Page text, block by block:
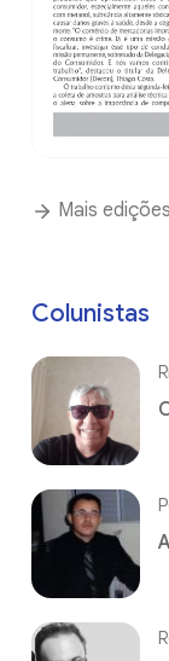
Mais edições
Colunistas